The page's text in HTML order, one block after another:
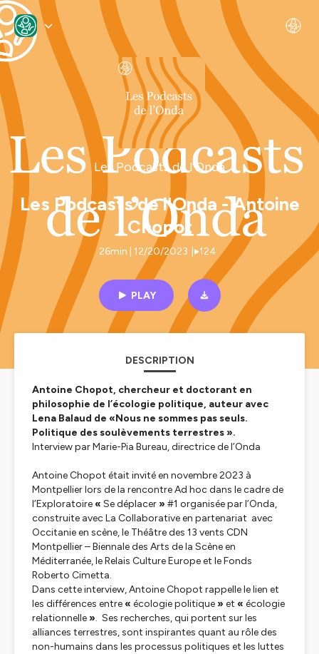
Les Podcasts de l'Onda
Les Podcasts de l'Onda - Antoine
Chopot
26min | 12/20/2023 124
PLAY
DESCRIPTION
Antoine Chopot, chercheur et doctorant en
philosophie de l’écologie politique, auteur avec
Lena Balaud de «Nous ne sommes pas seuls.
Politique des soulèvements terrestres ».
Interview par Marie-Pia Bureau, directrice de l’Onda
Antoine Chopot était invité en novembre 2023 à
Montpellier lors de la rencontre Ad hoc dans le cadre de
l’Exploratoire « Se déplacer » #1 organisée par l’Onda,
construite avec La Collaborative en partenariat avec
Occitanie en scène, le Théâtre des 13 vents CDN
Montpellier – Biennale des Arts de la Scène en
Méditerranée, le Relais Culture Europe et le Fonds
Roberto Cimetta.
Dans cette interview, Antoine Chopot rappelle le lien et
les différences entre « écologie politique » et « écologie
relationnelle ». Ses recherches, qui portent sur les
alliances terrestres, sont inspirantes quant au rôle des
non-humains dans les processus politiques et les luttes